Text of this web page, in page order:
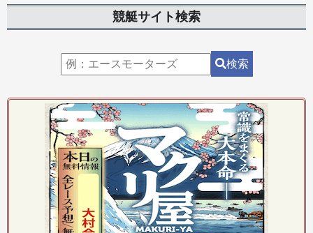
競艇サイト検索
検索